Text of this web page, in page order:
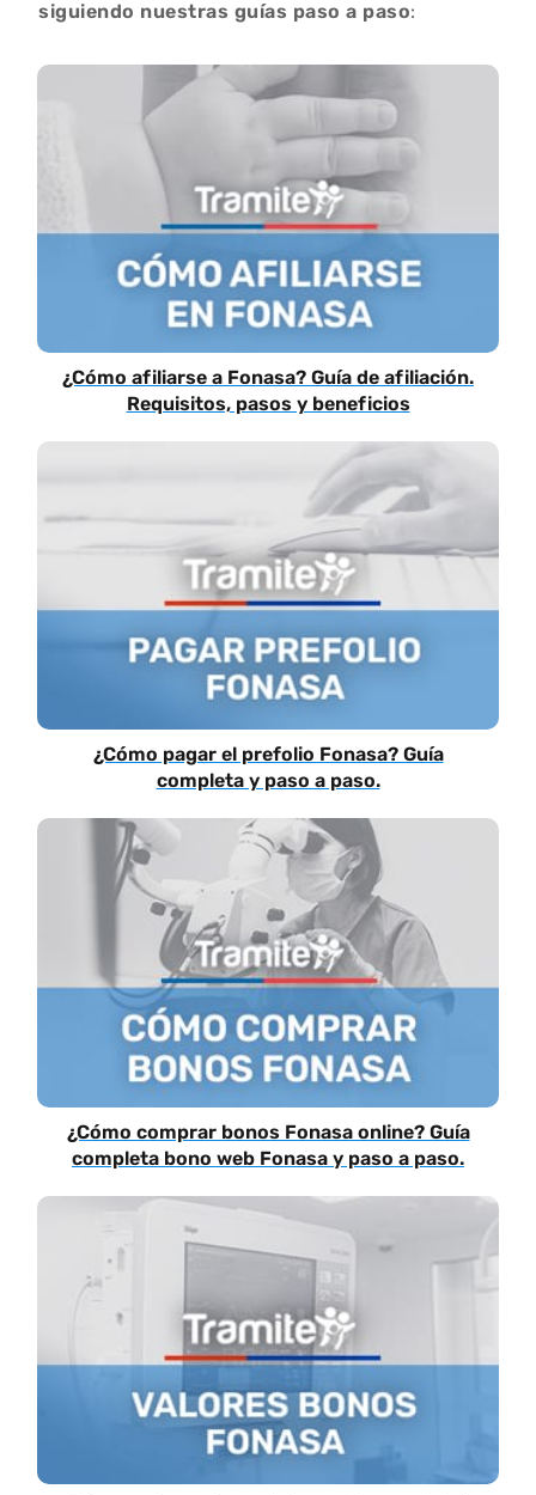
siguiendo nuestras guías paso a paso:
¿Cómo afiliarse a Fonasa? Guía de afiliación.
Requisitos, pasos y beneficios
¿Cómo pagar el prefolio Fonasa? Guía
completa y paso a paso.
¿Cómo comprar bonos Fonasa online? Guía
completa bono web Fonasa y paso a paso.